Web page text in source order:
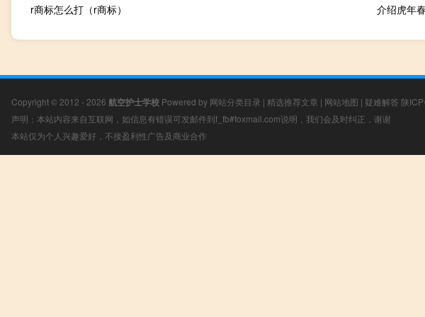
r商标怎么打（r商标） 介绍虎年
Copyright © 2012 - 2026 航空护士学校 Powered by 网站分类目录 | 精选推荐文章 | 网站地图 | 疑难解答 陕
声明：本站内容来自互联网，如信息有错误可发邮件到f_fb#foxmail.com说明，我们会及时纠正，谢谢
本站仅为个人兴趣爱好，不接盈利性广告及商业合作